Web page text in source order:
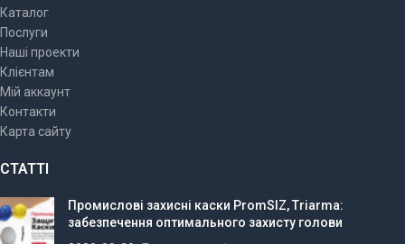
Каталог
Послуги
Наші проекти
Клієнтам
Мій аккаунт
Контакти
Карта сайту
СТАТТІ
Промислові захисні каски PromSIZ, Triarma:
забезпечення оптимального захисту голови